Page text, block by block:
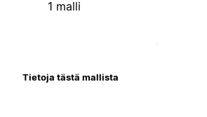
1 malli
Tietoja tästä mallista